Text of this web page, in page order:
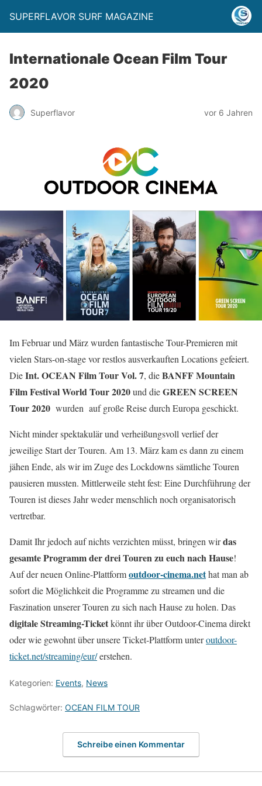
SUPERFLAVOR SURF MAGAZINE
Internationale Ocean Film Tour
2020
Superflavor vor 6 Jahren
Im Februar und März wurden fantastische Tour-Premieren mit
vielen Stars-on-stage vor restlos ausverkauften Locations gefeiert.
DieInt. OCEAN Film Tour Vol. 7, dieBANFF Mountain
Film Festival World Tour 2020und dieGREEN SCREEN
Tour 2020 wurden auf große Reise durch Europa geschickt.
Nicht minder spektakulär und verheißungsvoll verlief der
jeweilige Start der Touren. Am 13. März kam es dann zu einem
jähen Ende, als wir im Zuge des Lockdowns sämtliche Touren
pausieren mussten. Mittlerweile steht fest: Eine Durchführung der
Touren ist dieses Jahr weder menschlich noch organisatorisch
vertretbar.
Damit Ihr jedoch auf nichts verzichten müsst, bringen wirdas
gesamte Programm der drei Touren zu euch nach Hause!
Auf der neuen Online-Plattformoutdoor-cinema.nethat man ab
sofort die Möglichkeit die Programme zu streamen und die
Faszination unserer Touren zu sich nach Hause zu holen. Das
digitale Streaming-Ticketkönnt ihr über Outdoor-Cinema direkt
oder wie gewohnt über unsere Ticket-Plattform unteroutdoor-
ticket.net/streaming/eur/erstehen.
Kategorien: Events, News
Schlagwörter: OCEAN FILM TOUR
Schreibe einen Kommentar